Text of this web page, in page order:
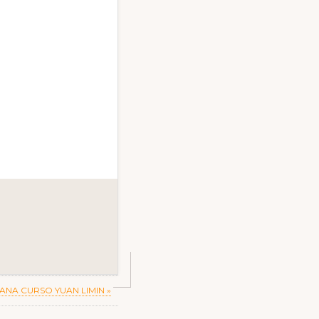
CURSO YUAN LIMIN »